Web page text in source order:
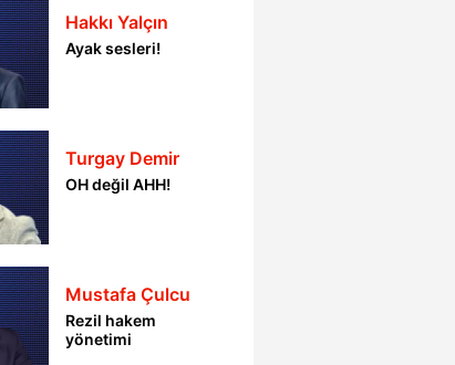
Hakkı Yalçın
Ayak sesleri!
Turgay Demir
OH değil AHH!
Mustafa Çulcu
Rezil hakem
yönetimi